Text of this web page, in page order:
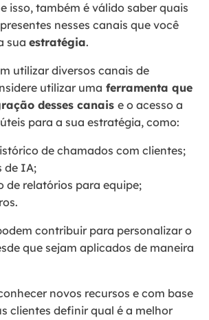
isso, também é válido saber quais
nesses canais que você
sua estratégia.
utilizar diversos canais de
utilizar uma ferramenta que
desses canais e o acesso a
para a sua estratégia, como:
de chamados com clientes;
de IA;
de relatórios para equipe;
contribuir para personalizar o
que sejam aplicados de maneira
novos recursos e com base
clientes definir qual é a melhor